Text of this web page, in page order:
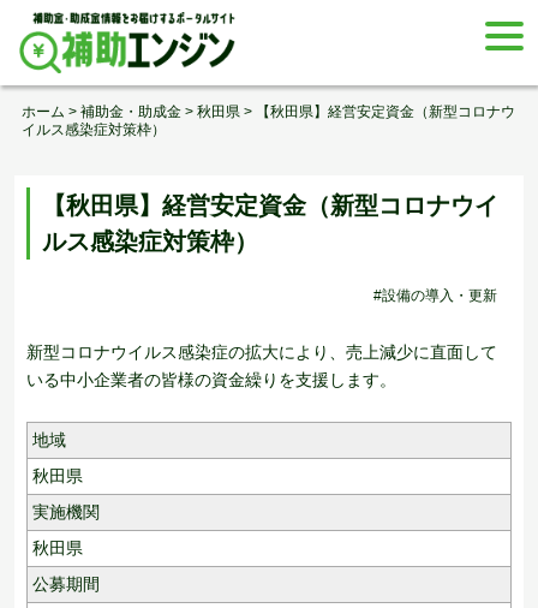
Skip
content
ホーム > 補助金・助成金 > 秋田県 >
【秋田県】経営安定資金（新型コロナウ
イルス感染症対策枠）
【秋田県】経営安定資金（新型コロナウイ
ルス感染症対策枠）
#設備の導入・更新
新型コロナウイルス感染症の拡大により、売上減少に直面して
いる中小企業者の皆様の資金繰りを支援します。
地域
秋田県
実施機関
秋田県
公募期間